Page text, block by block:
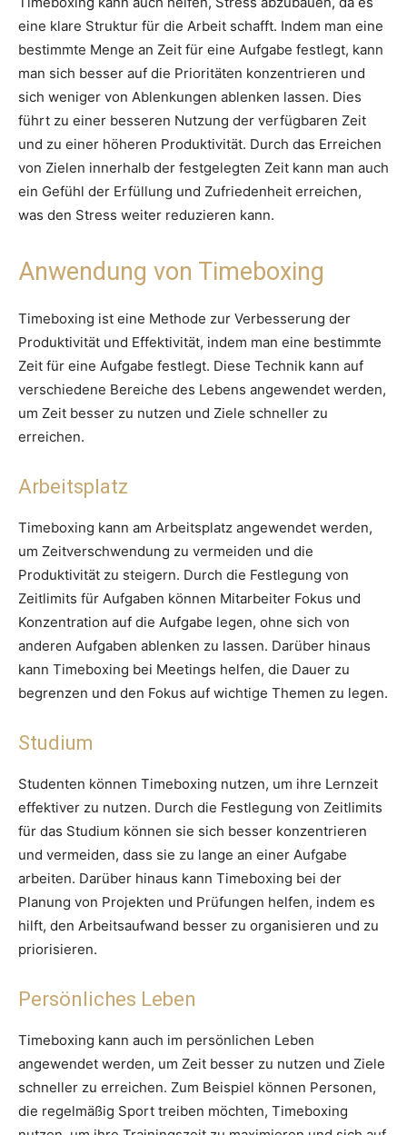
eine klare Struktur für die Arbeit schafft. Indem man eine
bestimmte Menge an Zeit für eine Aufgabe festlegt, kann
man sich besser auf die Prioritäten konzentrieren und
sich weniger von Ablenkungen ablenken lassen. Dies
führt zu einer besseren Nutzung der verfügbaren Zeit
und zu einer höheren Produktivität. Durch das Erreichen
von Zielen innerhalb der festgelegten Zeit kann man auch
ein Gefühl der Erfüllung und Zufriedenheit erreichen,
was den Stress weiter reduzieren kann.
Anwendung von Timeboxing
Timeboxing ist eine Methode zur Verbesserung der
Produktivität und Effektivität, indem man eine bestimmte
Zeit für eine Aufgabe festlegt. Diese Technik kann auf
verschiedene Bereiche des Lebens angewendet werden,
um Zeit besser zu nutzen und Ziele schneller zu
erreichen.
Arbeitsplatz
Timeboxing kann am Arbeitsplatz angewendet werden,
um Zeitverschwendung zu vermeiden und die
Produktivität zu steigern. Durch die Festlegung von
Zeitlimits für Aufgaben können Mitarbeiter Fokus und
Konzentration auf die Aufgabe legen, ohne sich von
anderen Aufgaben ablenken zu lassen. Darüber hinaus
kann Timeboxing bei Meetings helfen, die Dauer zu
begrenzen und den Fokus auf wichtige Themen zu legen.
Studium
Studenten können Timeboxing nutzen, um ihre Lernzeit
effektiver zu nutzen. Durch die Festlegung von Zeitlimits
für das Studium können sie sich besser konzentrieren
und vermeiden, dass sie zu lange an einer Aufgabe
arbeiten. Darüber hinaus kann Timeboxing bei der
Planung von Projekten und Prüfungen helfen, indem es
hilft, den Arbeitsaufwand besser zu organisieren und zu
priorisieren.
Persönliches Leben
Timeboxing kann auch im persönlichen Leben
angewendet werden, um Zeit besser zu nutzen und Ziele
schneller zu erreichen. Zum Beispiel können Personen,
die regelmäßig Sport treiben möchten, Timeboxing